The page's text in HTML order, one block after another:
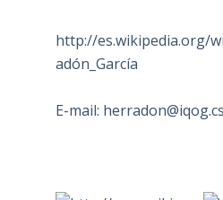
http://es.wikipedia.org/
adón_García
E-mail: